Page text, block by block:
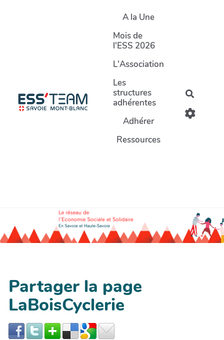
A la Une
Mois de
l'ESS 2026
L'Association
Les
structures
adhérentes
Adhérer
Ressources
Partager la page
LaBoisCyclerie